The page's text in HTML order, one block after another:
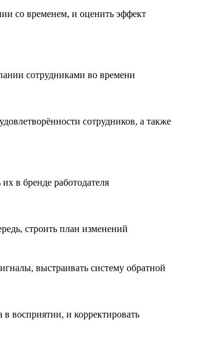
со временем, и оценить эффект
сотрудниками во времени
сотрудников, а также
в бренде работодателя
строить план изменений
выстраивать систему обратной
восприятии, и корректировать